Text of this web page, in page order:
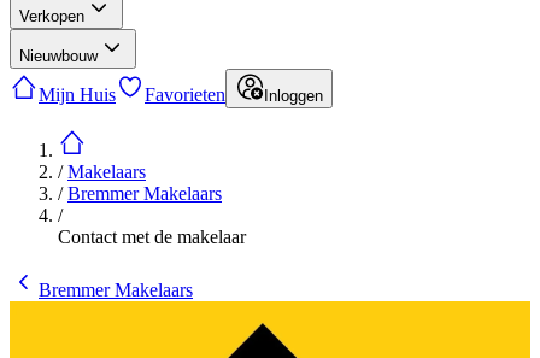
Verkopen
Nieuwbouw
Mijn Huis Favorieten Inloggen
/Makelaars
/Bremmer Makelaars
/
Contact met de makelaar
Bremmer Makelaars